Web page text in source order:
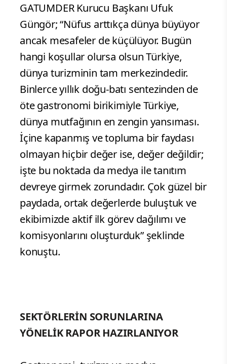
GATUMDER Kurucu Başkanı Ufuk
Güngör; “Nüfus arttıkça dünya büyüyor
ancak mesafeler de küçülüyor. Bugün
hangi koşullar olursa olsun Türkiye,
dünya turizminin tam merkezindedir.
Binlerce yıllık doğu-batı sentezinden de
öte gastronomi birikimiyle Türkiye,
dünya mutfağının en zengin yansıması.
İçine kapanmış ve topluma bir faydası
olmayan hiçbir değer ise, değer değildir;
işte bu noktada da medya ile tanıtım
devreye girmek zorundadır. Çok güzel bir
paydada, ortak değerlerde buluştuk ve
ekibimizde aktif ilk görev dağılımı ve
komisyonlarını oluşturduk” şeklinde
konuştu.
SEKTÖRLERİN SORUNLARINA
YÖNELİK RAPOR HAZIRLANIYOR